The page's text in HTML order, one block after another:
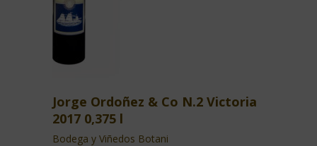
Jorge Ordoñez & Co N.2 Victoria
2017 0,375 l
Bodega y Viñedos Botani